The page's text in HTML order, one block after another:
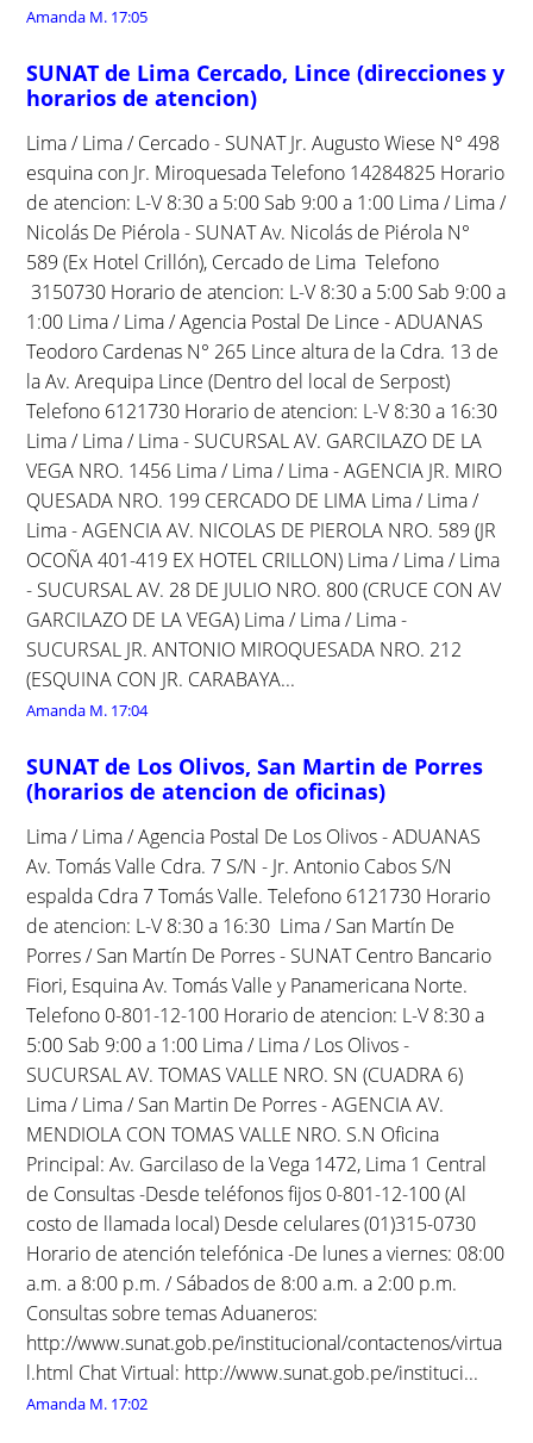
Amanda M. 17:05
SUNAT de Lima Cercado, Lince (direcciones y
horarios de atencion)
Lima / Lima / Cercado - SUNAT Jr. Augusto Wiese N° 498
esquina con Jr. Miroquesada Telefono 14284825 Horario
de atencion: L-V 8:30 a 5:00 Sab 9:00 a 1:00 Lima / Lima /
Nicolás De Piérola - SUNAT Av. Nicolás de Piérola N°
589 (Ex Hotel Crillón), Cercado de Lima Telefono
3150730 Horario de atencion: L-V 8:30 a 5:00 Sab 9:00 a
1:00 Lima / Lima / Agencia Postal De Lince - ADUANAS
Teodoro Cardenas N° 265 Lince altura de la Cdra. 13 de
la Av. Arequipa Lince (Dentro del local de Serpost)
Telefono 6121730 Horario de atencion: L-V 8:30 a 16:30
Lima / Lima / Lima - SUCURSAL AV. GARCILAZO DE LA
VEGA NRO. 1456 Lima / Lima / Lima - AGENCIA JR. MIRO
QUESADA NRO. 199 CERCADO DE LIMA Lima / Lima /
Lima - AGENCIA AV. NICOLAS DE PIEROLA NRO. 589 (JR
OCOÑA 401-419 EX HOTEL CRILLON) Lima / Lima / Lima
- SUCURSAL AV. 28 DE JULIO NRO. 800 (CRUCE CON AV
GARCILAZO DE LA VEGA) Lima / Lima / Lima -
SUCURSAL JR. ANTONIO MIROQUESADA NRO. 212
(ESQUINA CON JR. CARABAYA...
Amanda M. 17:04
SUNAT de Los Olivos, San Martin de Porres
(horarios de atencion de oficinas)
Lima / Lima / Agencia Postal De Los Olivos - ADUANAS
Av. Tomás Valle Cdra. 7 S/N - Jr. Antonio Cabos S/N
espalda Cdra 7 Tomás Valle. Telefono 6121730 Horario
de atencion: L-V 8:30 a 16:30 Lima / San Martín De
Porres / San Martín De Porres - SUNAT Centro Bancario
Fiori, Esquina Av. Tomás Valle y Panamericana Norte.
Telefono 0-801-12-100 Horario de atencion: L-V 8:30 a
5:00 Sab 9:00 a 1:00 Lima / Lima / Los Olivos -
SUCURSAL AV. TOMAS VALLE NRO. SN (CUADRA 6)
Lima / Lima / San Martin De Porres - AGENCIA AV.
MENDIOLA CON TOMAS VALLE NRO. S.N Oficina
Principal: Av. Garcilaso de la Vega 1472, Lima 1 Central
de Consultas -Desde teléfonos fijos 0-801-12-100 (Al
costo de llamada local) Desde celulares (01)315-0730
Horario de atención telefónica -De lunes a viernes: 08:00
a.m. a 8:00 p.m. / Sábados de 8:00 a.m. a 2:00 p.m.
Consultas sobre temas Aduaneros:
http://www.sunat.gob.pe/institucional/contactenos/virtua
l.html Chat Virtual: http://www.sunat.gob.pe/instituci...
Amanda M. 17:02